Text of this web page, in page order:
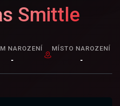
Smittle
NAROZENÍ
-
MÍSTO NAROZENÍ
-